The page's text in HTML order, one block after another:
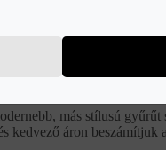
belül jelzitek
belül a Certificate
más stílusú
áron